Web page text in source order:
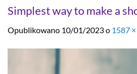
Simplest way to make a
Opublikowano 10/01/2023o 1587